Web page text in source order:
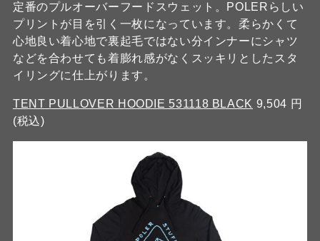
定番のプルオーバーフードスウェット。POLERらしい
プリントが目を引く一枚になっています。柔らかくて
心地良い着心地で裏起毛ではない分インナーにシャツ
などを合わせても着膨れ感がなくスッキリとしたスタ
イリングに仕上がります。
TENT PULLOVER HOODIE 531118 BLACK 9,504 円
(税込)